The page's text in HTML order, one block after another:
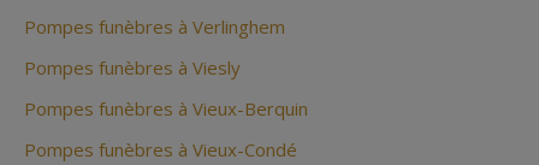
Pompes funèbres à Verlinghem
Pompes funèbres à Viesly
Pompes funèbres à Vieux-Berquin
Pompes funèbres à Vieux-Condé